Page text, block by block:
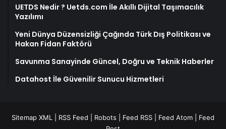
UETDS Nedir ? Uetds.com İle Akıllı Dijital Taşımacılık
Yazılımı
Yeni Dünya Düzensizliği Çağında Türk Dış Politikası ve
Hakan Fidan Faktörü
Savunma Sanayinde Güncel, Doğru ve Teknik Haberler
Datahost İle Güvenilir Sunucu Hizmetleri
Sitemap XML RSS Feed Robots Feed RSS Feed Atom
Feed